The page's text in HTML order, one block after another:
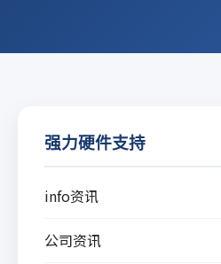
强力硬件支持
info资讯
公司资讯